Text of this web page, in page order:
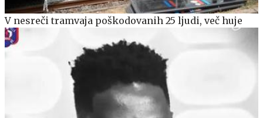
V nesreči tramvaja poškodovanih 25 ljudi, več huje